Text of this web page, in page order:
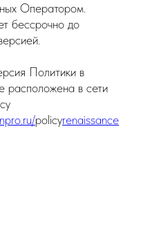
Оператором.
бессрочно до
Политики в
расположена в сети
policyrenaissance